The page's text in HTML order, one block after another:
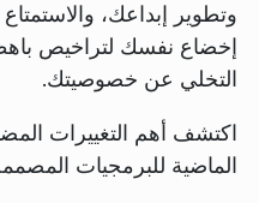
وتطوير إبداعك،
إخضاع نفسك لتراخيص
التخلي عن خصوصيتك.
اكتشف أهم التغييرات
الماضية للبرمجيات